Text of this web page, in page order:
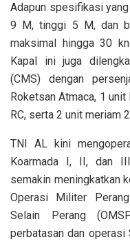
Adapun spesifikasi
9 M, tinggi 5 M, dan
maksimal hingga 30
Kapal ini juga
(CMS) dengan
Roketsan Atmaca, 1
RC, serta 2 unit meriam
TNI AL kini
Koarmada I, II, dan
semakin meningkatkan
Operasi Militer
Selain Perang
perbatasan dan operasi